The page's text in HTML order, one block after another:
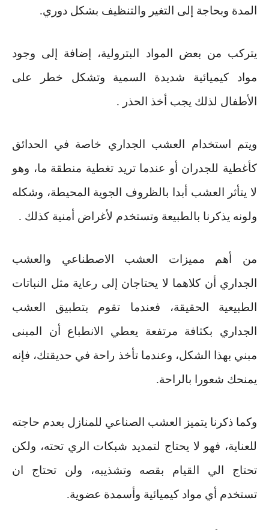
المدة وبحاجة إلى التغير والتنظيف بشكل دوري.
يتركب من بعض المواد البترولية، إضافة إلى وجود
مواد كيميائية شديدة السمية وتشكل خطر على
الأطفال لذلك يجب أخذ الحذر .
ويتم استخدام العشب الجداري خاصة في الحدائق
كأغطية للجدران أو عندما تريد تغطية منطقة ما، وهو
لا يتأثر العشب أبدا بالظروف الجوية المحيطة، وشكله
ولونه يذكرنا بالطبيعة وتستخدم لأغراض أمنية كذلك .
من أهم مميزات العشب الاصطناعي والعشب
الجداري أن كلاهما لا يحتاجان إلى رعاية مثل النباتات
الطبيعية الحقيقة، فعندما تقوم بتطبيق العشب
الجداري بكثافة مرتفعة يعطي الانطباع أن المبنى
مبني بهذا الشكل، وعندما تأخذ راحة في حديقتك، فإنه
يمنحك شعورا بالراحة.
وكما ذكرنا يتميز العشب الصناعي للمنازل بعدم حاجته
للعناية، فهو لا يحتاج لتمديد شبكات الري تحته، ولكن
تحتاج الي القيام بقصه وتشذيبه، ولن تحتاج ان
تستخدم أي مواد كيميائية وأسمدة عضوية.